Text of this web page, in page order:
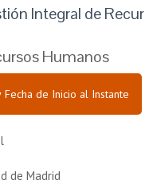
Integral de
Humanos
Fecha de Inicio al Instante
de Madrid